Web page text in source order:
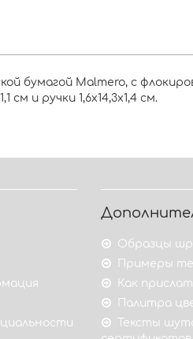
бумагой Malmero, с
см и ручки 1,6х14,3х1,4 см.
Образцы
Примеры
Как
Палитра
Тексты